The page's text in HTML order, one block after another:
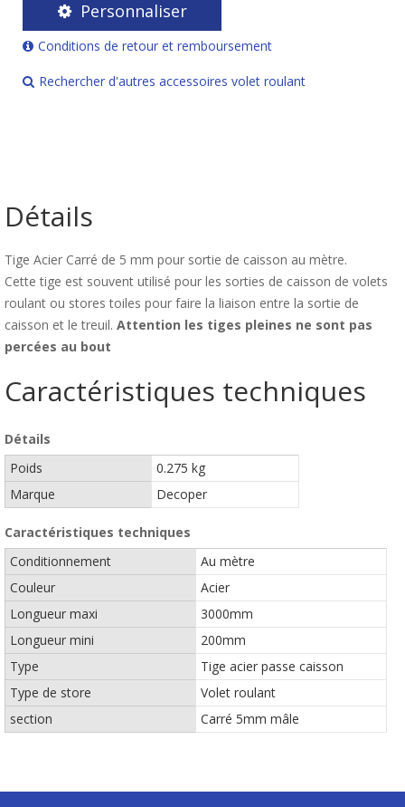
Personnaliser
Conditions de retour et remboursement
Rechercher d'autres accessoires volet roulant
Détails
Tige Acier Carré de 5 mm pour sortie de caisson au mètre.
Cette tige est souvent utilisé pour les sorties de caisson de volets
roulant ou stores toiles pour faire la liaison entre la sortie de
caisson et le treuil. Attention les tiges pleines ne sont pas
percées au bout
Caractéristiques techniques
Détails
Poids
0.275 kg
Marque
Decoper
Caractéristiques techniques
Conditionnement
Au mètre
Couleur
Acier
Longueur maxi
3000mm
Longueur mini
200mm
Type
Tige acier passe caisson
Type de store
Volet roulant
section
Carré 5mm mâle